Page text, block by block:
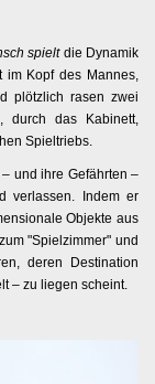
spieltdie Dynamik
Kopf des Mannes,
plötzlich rasen zwei
, durch das Kabinett,
Spieltriebs.
und ihre Gefährten –
verlassen. Indem er
Objekte aus
"Spielzimmer" und
deren Destination
– zu liegen scheint.